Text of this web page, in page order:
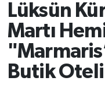
Lüksün
Martı
Butik